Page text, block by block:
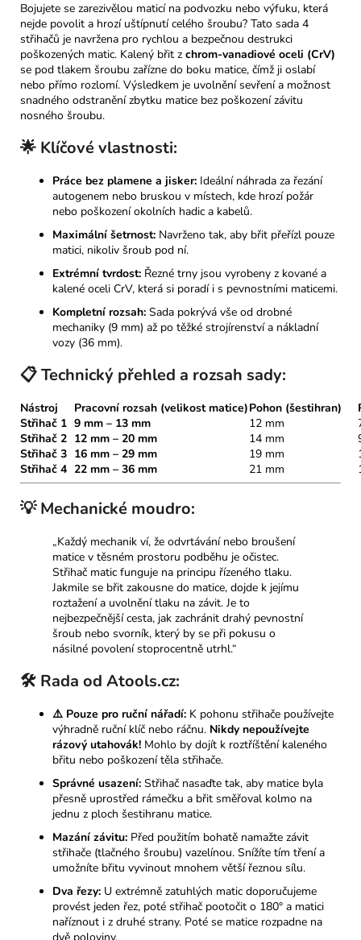
Bojujete se zarezivělou maticí na podvozku nebo výfuku, která
nejde povolit a hrozí uštípnutí celého šroubu? Tato sada 4
střihačů je navržena pro rychlou a bezpečnou destrukci
poškozených matic. Kalený břit z chrom-vanadiové oceli (CrV)
se pod tlakem šroubu zařízne do boku matice, čímž ji oslabí
nebo přímo rozlomí. Výsledkem je uvolnění sevření a možnost
snadného odstranění zbytku matice bez poškození závitu
nosného šroubu.
🌟 Klíčové vlastnosti:
Práce bez plamene a jisker: Ideální náhrada za řezání
autogenem nebo bruskou v místech, kde hrozí požár
nebo poškození okolních hadic a kabelů.
Maximální šetrnost: Navrženo tak, aby břit přeřízl pouze
matici, nikoliv šroub pod ní.
Extrémní tvrdost: Řezné trny jsou vyrobeny z kované a
kalené oceli CrV, která si poradí i s pevnostními maticemi.
Kompletní rozsah: Sada pokrývá vše od drobné
mechaniky (9 mm) až po těžké strojírenství a nákladní
vozy (36 mm).
📋 Technický přehled a rozsah sady:
Nástroj Pracovní rozsah (velikost matice)Pohon (šestihran)
Střihač 1 9 mm – 13 mm 12 mm
Střihač 2 12 mm – 20 mm 14 mm
Střihač 3 16 mm – 29 mm 19 mm
Střihač 4 22 mm – 36 mm 21 mm
💡 Mechanické moudro:
„Každý mechanik ví, že odvrtávání nebo broušení
matice v těsném prostoru podběhu je očistec.
Střihač matic funguje na principu řízeného tlaku.
Jakmile se břit zakousne do matice, dojde k jejímu
roztažení a uvolnění tlaku na závit. Je to
nejbezpečnější cesta, jak zachránit drahý pevnostní
šroub nebo svorník, který by se při pokusu o
násilné povolení stoprocentně utrhl.“
🛠️ Rada od Atools.cz:
⚠️ Pouze pro ruční nářadí: K pohonu střihače používejte
výhradně ruční klíč nebo ráčnu. Nikdy nepoužívejte
rázový utahovák! Mohlo by dojít k roztříštění kaleného
břitu nebo poškození těla střihače.
Správné usazení: Střihač nasaďte tak, aby matice byla
přesně uprostřed rámečku a břit směřoval kolmo na
jednu z ploch šestihranu matice.
Mazání závitu: Před použitím bohatě namažte závit
střihače (tlačného šroubu) vazelínou. Snížíte tím tření a
umožníte břitu vyvinout mnohem větší řeznou sílu.
Dva řezy: U extrémně zatuhlých matic doporučujeme
provést jeden řez, poté střihač pootočit o 180° a matici
naříznout i z druhé strany. Poté se matice rozpadne na